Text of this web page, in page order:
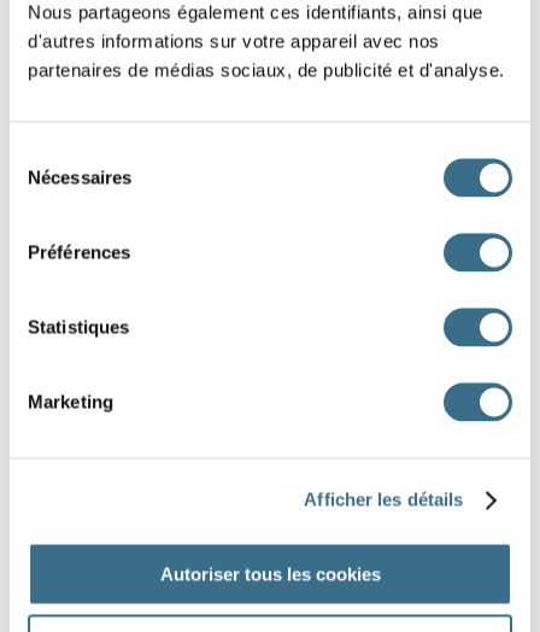
Nous partageons également ces identifiants, ainsi que
d'autres informations sur votre appareil avec nos
partenaires de médias sociaux, de publicité et d'analyse.
Nécessaires
Préférences
Statistiques
Marketing
Afficher les détails
Autoriser tous les cookies
Question 2.
suivre - Conditionnel Présent
vous
Question 6.